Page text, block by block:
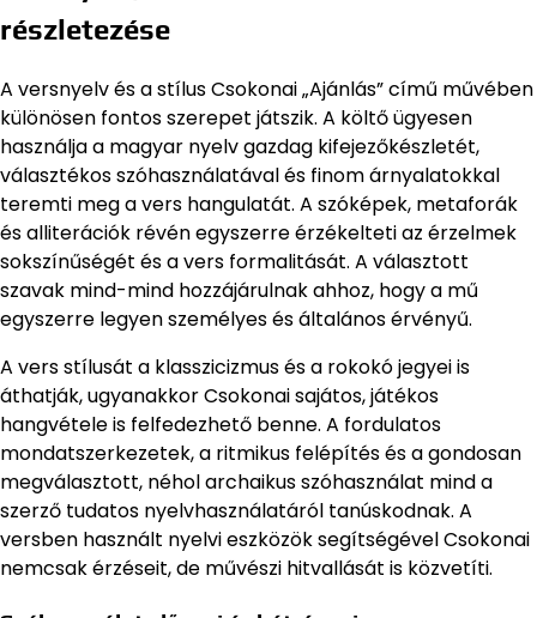
részletezése
A versnyelv és a stílus Csokonai „Ajánlás” című művében
különösen fontos szerepet játszik. A költő ügyesen
használja a magyar nyelv gazdag kifejezőkészletét,
választékos szóhasználatával és finom árnyalatokkal
teremti meg a vers hangulatát. A szóképek, metaforák
és alliterációk révén egyszerre érzékelteti az érzelmek
sokszínűségét és a vers formalitását. A választott
szavak mind-mind hozzájárulnak ahhoz, hogy a mű
egyszerre legyen személyes és általános érvényű.
A vers stílusát a klasszicizmus és a rokokó jegyei is
áthatják, ugyanakkor Csokonai sajátos, játékos
hangvétele is felfedezhető benne. A fordulatos
mondatszerkezetek, a ritmikus felépítés és a gondosan
megválasztott, néhol archaikus szóhasználat mind a
szerző tudatos nyelvhasználatáról tanúskodnak. A
versben használt nyelvi eszközök segítségével Csokonai
nemcsak érzéseit, de művészi hitvallását is közvetíti.